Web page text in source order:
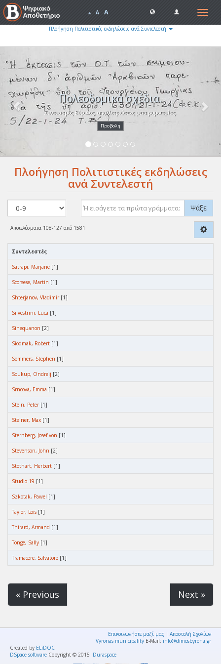
Toggle
A A A
Πλοήγηση Πολιτιστικές εκδηλώσεις ανά Συντελεστή
Πολεοδομικά σχέδια.
Συνοικισμός Βύρωνος, απαλλοτριώσεως μετα ρυμοτομίας.
Προβολή
Πλοήγηση Πολιτιστικές εκδηλώσεις
ανά Συντελεστή
Ψάξε
Αποτελέσματα 108-127 από 1581
Συντελεστές
Satrapi, Marjane [1]
Scorsese, Martin [1]
Shterjanov, Vladimir[1]
Silvestrini, Luca [1]
Sinequanon [2]
Siodmak, Robert [1]
Sommers, Stephen [1]
Soukup, Ondreij [2]
Srncova, Emma [1]
Stein, Peter[1]
Steiner, Max [1]
Sternberg, Josef von [1]
Stevenson, John [2]
Stothart, Herbert [1]
Studio 19 [1]
Szkotak, Pawel [1]
Taylor, Lois [1]
Thirard, Armand [1]
Tonge, Sally [1]
Tramacere, Salvatore [1]
« Previous Next »
Επικοινωνήστε μαζί μας | Αποστολή Σχολίων
Vyronas municipality E-Mail: info@dimosbyrona.gr
Created by ELiDOC
DSpace software Copyright © 2015 Duraspace